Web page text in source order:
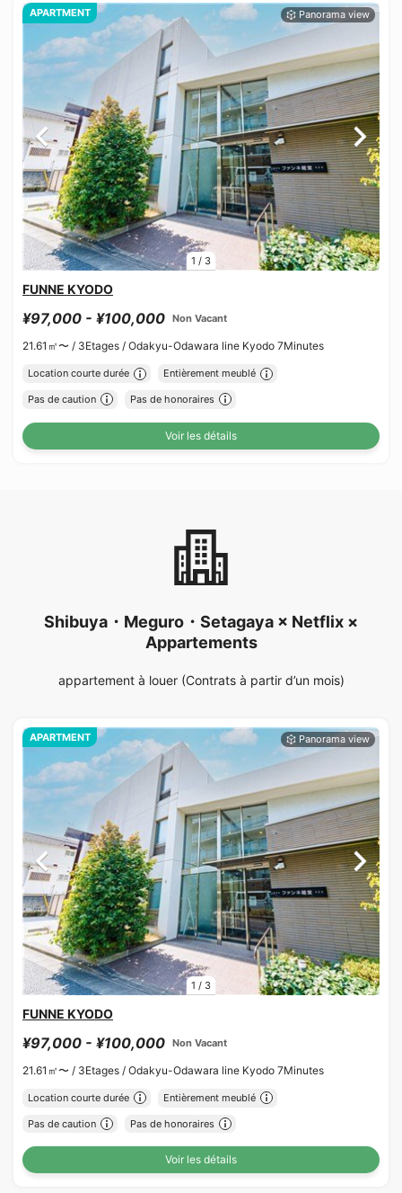
1 / 3
APARTMENT
FUNNE KYODO
¥97,000 - ¥100,000 Non Vacant
21.61㎡〜 / 3Etages / Odakyu-Odawara line Kyodo 7Minutes
Location courte durée Entièrement meublé
Pas de caution Pas de honoraires
Voir les détails
Shibuya・Meguro・Setagaya × Netflix ×
Appartements
appartement à louer (Contrats à partir d’un mois)
1 / 3
APARTMENT
FUNNE KYODO
¥97,000 - ¥100,000 Non Vacant
21.61㎡〜 / 3Etages / Odakyu-Odawara line Kyodo 7Minutes
Location courte durée Entièrement meublé
Pas de caution Pas de honoraires
Voir les détails